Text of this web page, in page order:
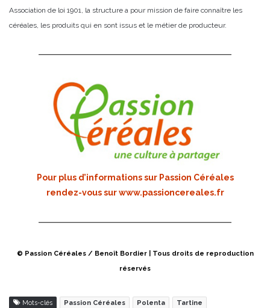
Association de loi 1901, la structure a pour mission de faire connaître les
céréales, les produits qui en sont issus et le métier de producteur.
Pour plus d’informations sur Passion Céréales
rendez-vous surwww.passioncereales.fr
© Passion Céréales / Benoît Bordier | Tous droits de reproduction
réservés
Mots-clés Passion Céréales Polenta Tartine